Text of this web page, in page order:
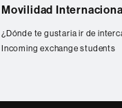
Movilidad
¿Dónde te gustaria ir de
Incoming exchange students